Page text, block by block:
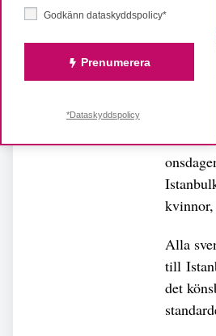
I en
Alla
till
det
Godkänn dataskyddspolicy*
Prenumerera
*Dataskyddspolicy